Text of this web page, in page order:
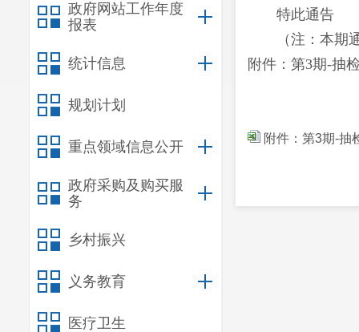
政府网站工作年度
报表
统计信息
规划计划
重点领域信息公开
政府采购及购买服
务
乡村振兴
义务教育
医疗卫生
特此通告
（注：本
附件：第3期-抽
附件：第3期-抽